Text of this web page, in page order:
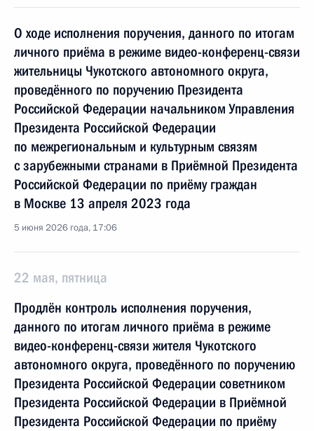
О ходе исполнения поручения, данного по итогам
личного приёма в режиме видео-конференц-связи
жительницы Чукотского автономного округа,
проведённого по поручению Президента
Российской Федерации начальником Управления
Президента Российской Федерации
по межрегиональным и культурным связям
с зарубежными странами в Приёмной Президента
Российской Федерации по приёму граждан
в Москве 13 апреля 2023 года
5 июня 2026 года, 17:06
22 мая, пятница
Продлён контроль исполнения поручения,
данного по итогам личного приёма в режиме
видео-конференц-связи жителя Чукотского
автономного округа, проведённого по поручению
Президента Российской Федерации советником
Президента Российской Федерации в Приёмной
Президента Российской Федерации по приёму